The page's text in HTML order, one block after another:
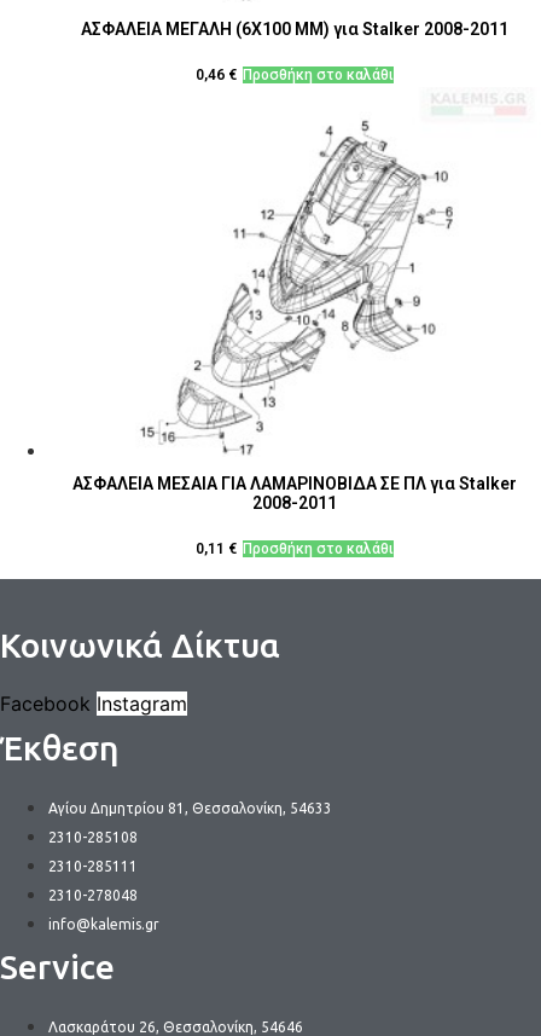
ΑΣΦΑΛΕΙΑ ΜΕΓΑΛΗ (6Χ100 MM) για Stalker 2008-2011
0,46 € Προσθήκη στο καλάθι
ΑΣΦΑΛΕΙΑ ΜΕΣΑΙΑ ΓΙΑ ΛΑΜΑΡΙΝΟΒΙΔΑ ΣΕ ΠΛ για Stalker
2008-2011
0,11 € Προσθήκη στο καλάθι
Κοινωνικά Δίκτυα
Facebook Instagram
Έκθεση
Αγίου Δημητρίου 81, Θεσσαλονίκη, 54633
2310-285108
2310-285111
2310-278048
info@kalemis.gr
Service
Λασκαράτου 26, Θεσσαλονίκη, 54646